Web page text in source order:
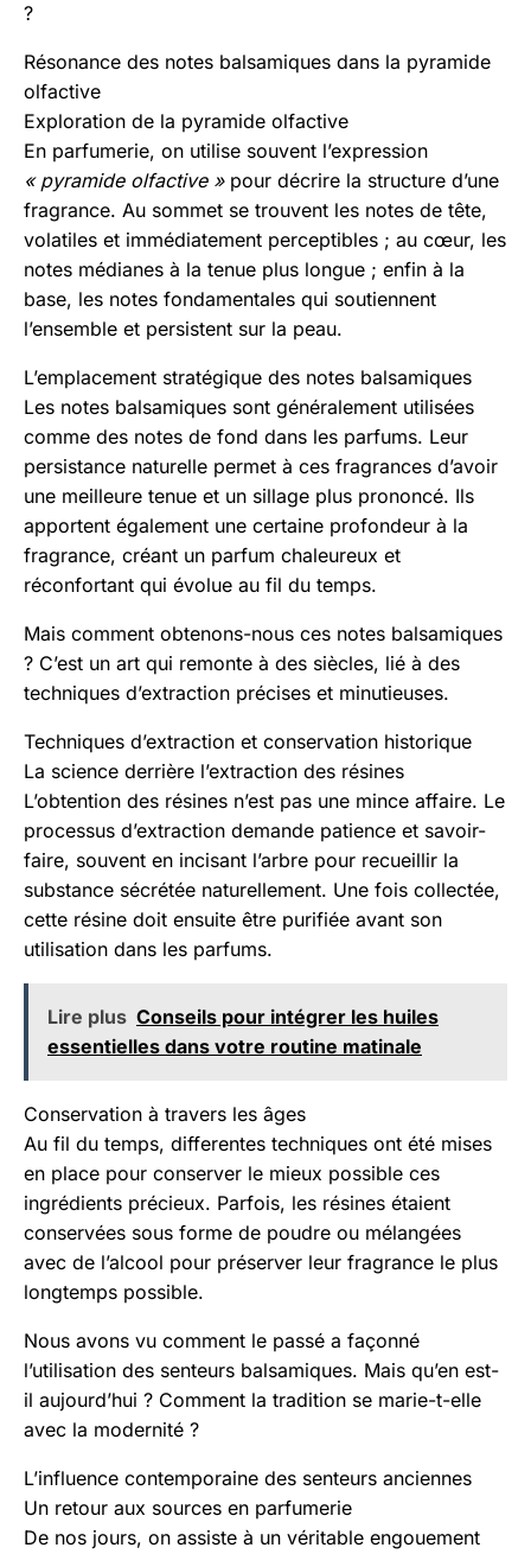
?
Résonance des notes balsamiques dans la pyramide
olfactive
Exploration de la pyramide olfactive
En parfumerie, on utilise souvent l’expression
« pyramide olfactive »pour décrire la structure d’une
fragrance. Au sommet se trouvent les notes de tête,
volatiles et immédiatement perceptibles ; au cœur, les
notes médianes à la tenue plus longue ; enfin à la
base, les notes fondamentales qui soutiennent
l’ensemble et persistent sur la peau.
L’emplacement stratégique des notes balsamiques
Les notes balsamiques sont généralement utilisées
comme des notes de fond dans les parfums. Leur
persistance naturelle permet à ces fragrances d’avoir
une meilleure tenue et un sillage plus prononcé. Ils
apportent également une certaine profondeur à la
fragrance, créant un parfum chaleureux et
réconfortant qui évolue au fil du temps.
Mais comment obtenons-nous ces notes balsamiques
? C’est un art qui remonte à des siècles, lié à des
techniques d’extraction précises et minutieuses.
Techniques d’extraction et conservation historique
La science derrière l’extraction des résines
L’obtention des résines n’est pas une mince affaire. Le
processus d’extraction demande patience et savoir-
faire, souvent en incisant l’arbre pour recueillir la
substance sécrétée naturellement. Une fois collectée,
cette résine doit ensuite être purifiée avant son
utilisation dans les parfums.
Lire plus Conseils pour intégrer les huiles
essentielles dans votre routine matinale
Conservation à travers les âges
Au fil du temps, differentes techniques ont été mises
en place pour conserver le mieux possible ces
ingrédients précieux. Parfois, les résines étaient
conservées sous forme de poudre ou mélangées
avec de l’alcool pour préserver leur fragrance le plus
longtemps possible.
Nous avons vu comment le passé a façonné
l’utilisation des senteurs balsamiques. Mais qu’en est-
il aujourd’hui ? Comment la tradition se marie-t-elle
avec la modernité ?
L’influence contemporaine des senteurs anciennes
Un retour aux sources en parfumerie
De nos jours, on assiste à un véritable engouement